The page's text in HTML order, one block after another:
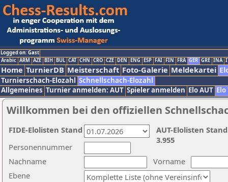
Logged on: Gast
Arabic ARM AZE BIH BUL CAT CHN CRO CZE DEN ENG ESP FAI FIN FRA GER GRE INA
Home TurnierDB Meisterschaft Foto-Galerie Meldekartei
Turnierschach-Elozahl Schnellschach-Elozahl
Allgemeines Turnier anmelden: AUT Spieler anmelden Elo AUT
Willkommen bei den offiziellen
Nachname
Vorname
Ebene
Personennummer
AUT-Elolisten
3.955
FIDE-Elolisten Stand